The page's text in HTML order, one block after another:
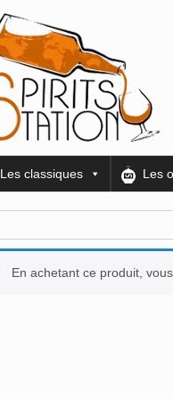
Les classiques Les
En achetant ce produit,